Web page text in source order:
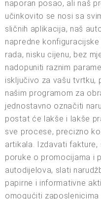
naporan posao, ali naš
učinkovito se nosi sa
sličnih aplikacija, naš
napredne
rada, nisku cijenu, bez
nadopuniti raznim
isključivo za vašu tvrtku,
našim programom za
jednostavno označiti
postat će lakše i lakše
sve procese, precizno
artikala. Izdavati
poruke o promocijama i
autodijelova, slati
papirne i informativne
omogućiti